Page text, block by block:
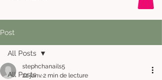
Post
All Posts
All Posts
stephchanails5
22 janv. 2 min de lecture